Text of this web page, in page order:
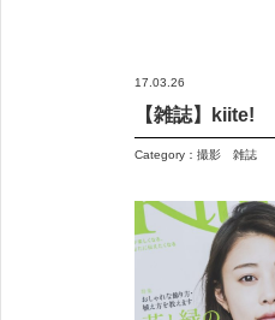
ONLINE STORE
FLOWER ART PANEL
17.03.26
【雑誌】kiite!
Category： 撮影 雑誌